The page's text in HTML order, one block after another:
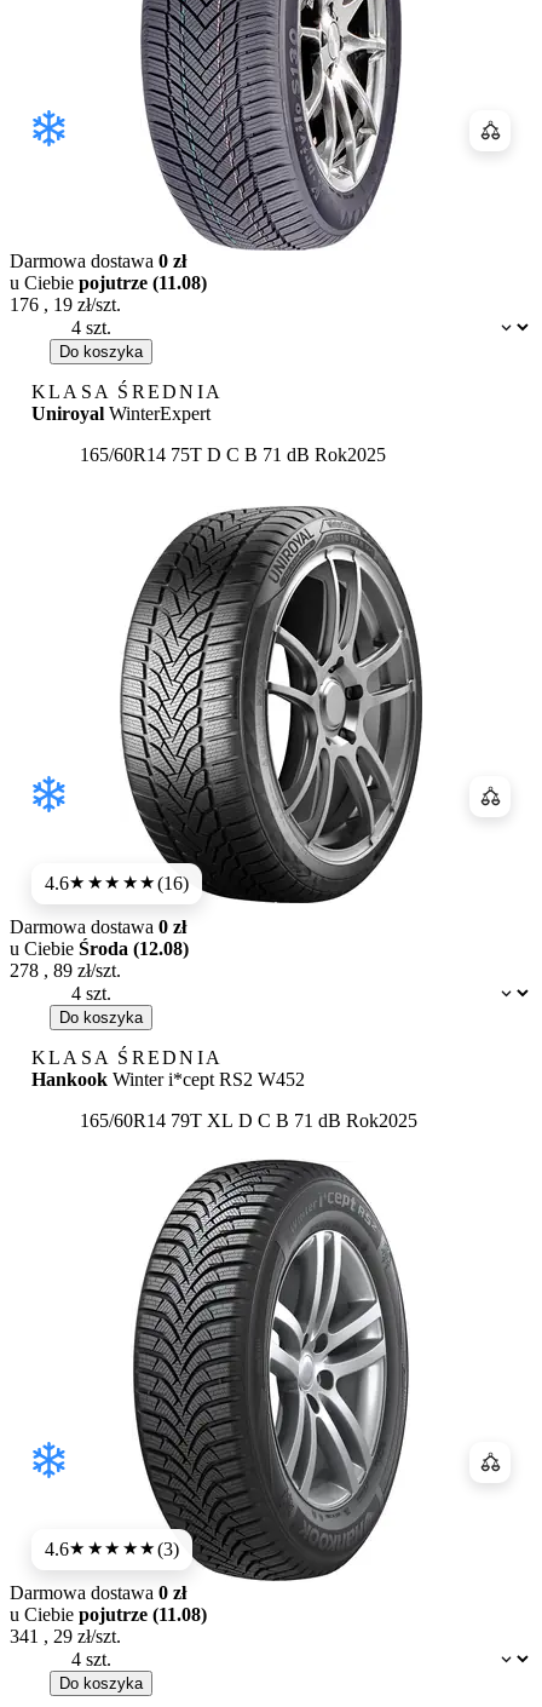
Dostępność:
Darmowa dostawa 0 zł
u Ciebie pojutrze (11.08)
176 , 19 zł/szt.
Do koszyka
KLASA ŚREDNIA
Uniroyal WinterExpert
165/60R14 75T Etykieta:
D C B 71 dB Rok2025
4.6★★★★★(16)
Dostępność:
Darmowa dostawa 0 zł
u Ciebie Środa (12.08)
278 , 89 zł/szt.
Do koszyka
KLASA ŚREDNIA
Hankook Winter i*cept RS2 W452
165/60R14 79T XL Etykieta:
D C B 71 dB Rok2025
4.6★★★★★(3)
Dostępność:
Darmowa dostawa 0 zł
u Ciebie pojutrze (11.08)
341 , 29 zł/szt.
Do koszyka